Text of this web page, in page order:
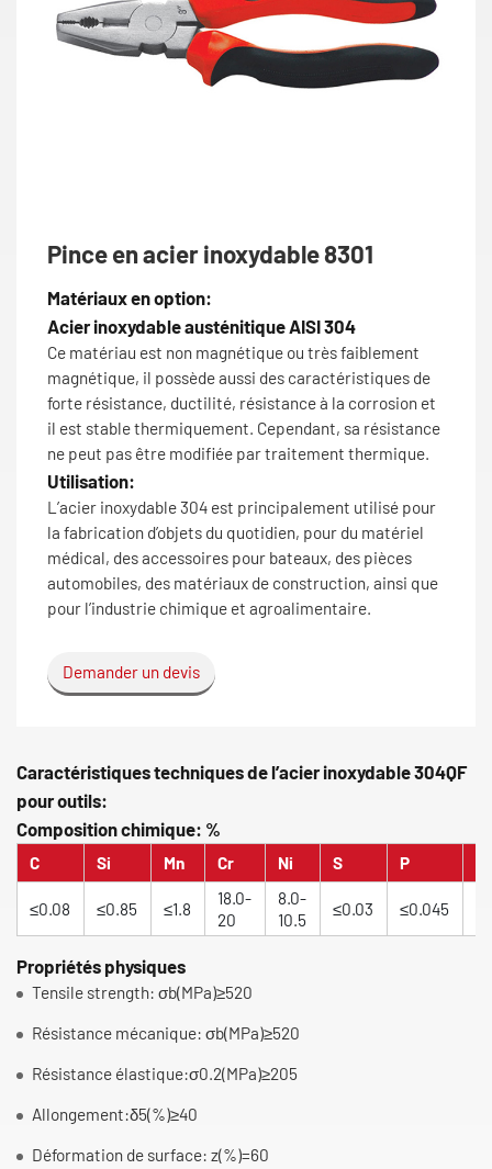
Pince en acier inoxydable 8301
Matériaux en option:
Acier inoxydable austénitique AISI 304
Ce matériau est non magnétique ou très faiblement
magnétique, il possède aussi des caractéristiques de
forte résistance, ductilité, résistance à la corrosion et
il est stable thermiquement. Cependant, sa résistance
ne peut pas être modifiée par traitement thermique.
Utilisation:
L’acier inoxydable 304 est principalement utilisé pour
la fabrication d’objets du quotidien, pour du matériel
médical, des accessoires pour bateaux, des pièces
automobiles, des matériaux de construction, ainsi que
pour l’industrie chimique et agroalimentaire.
Demander un devis
Caractéristiques techniques de l’acier inoxydable 304QF
pour outils:
Composition chimique: %
C Si Mn Cr Ni S P
≤0.08 ≤0.85 ≤1.8
18.0-
20
8.0-
10.5
≤0.03 ≤0.045
Propriétés physiques
Tensile strength: σb(MPa)≥520
Résistance mécanique: σb(MPa)≥520
Résistance élastique:σ0.2(MPa)≥205
Allongement:δ5(%)≥40
Déformation de surface: z(%)=60